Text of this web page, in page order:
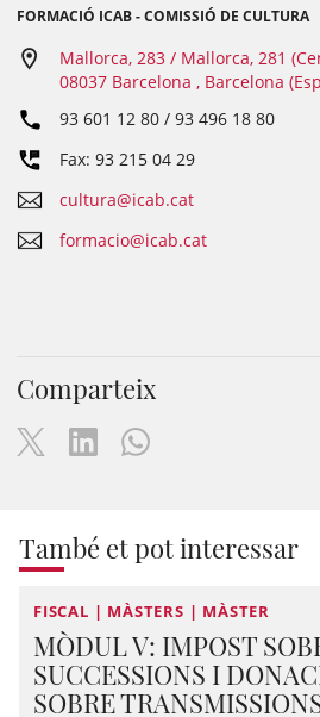
FORMACIÓ ICAB - COMISSIÓ DE CULTURA
Mallorca, 283 / Mallorca, 281
08037 Barcelona , Barcelona
93 601 12 80 / 93 496 18 80
Fax: 93 215 04 29
cultura@icab.cat
formacio@icab.cat
Comparteix
També et pot interessar
FISCAL | MÀSTERS | MÀSTER
MÒDUL V: IMPOST
SUCCESSIONS I
SOBRE